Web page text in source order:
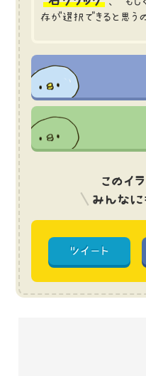
存が選択できると思う
このイ
みんなに
ツイート